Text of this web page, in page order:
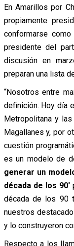
En Amarillos por
propiamente
conformarse
presidente del
discusión en
preparan una lista
“Nosotros entre
definición. Hoy día
Metropolitana y
Magallanes y, por
cuestión
es un modelo de
generar un
década de los 90′
década de los 90
nuestros
y lo construyeron
Respecto a los